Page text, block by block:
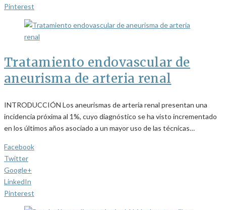
Pinterest
Tratamiento endovascular de
aneurisma de arteria renal
INTRODUCCIÓN Los aneurismas de arteria renal presentan una
incidencia próxima al 1%, cuyo diagnóstico se ha visto incrementado
en los últimos años asociado a un mayor uso de las técnicas…
Facebook
Twitter
Google+
LinkedIn
Pinterest